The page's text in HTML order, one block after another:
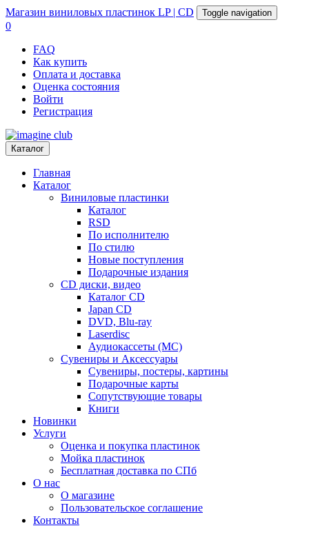
Магазин виниловых пластинок LP | CD Toggle navigation
0
FAQ
Как купить
Оплата и доставка
Оценка состояния
Войти
Регистрация
Каталог
Главная
Каталог
Виниловые пластинки
Каталог
RSD
По исполнителю
По стилю
Новые поступления
Подарочные издания
CD диски, видео
Каталог CD
Japan CD
DVD, Blu-ray
Laserdisc
Аудиокассеты (MC)
Сувениры и Аксессуары
Сувениры, постеры, картины
Подарочные карты
Сопутствующие товары
Книги
Новинки
Услуги
Оценка и покупка пластинок
Мойка пластинок
Бесплатная доставка по СПб
О нас
О магазине
Пользовательское соглашение
Контакты